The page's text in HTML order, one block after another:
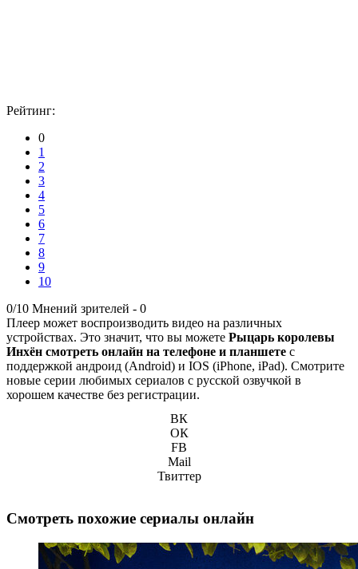
Рейтинг:
0
1
2
3
4
5
6
7
8
9
10
0/10 Мнений зрителей - 0
Плеер может воспроизводить видео на различных
устройствах. Это значит, что вы можете Рыцарь королевы
Инхён смотреть онлайн на телефоне и планшете с
поддержкой андроид (Android) и IOS (iPhone, iPad). Смотрите
новые серии любимых сериалов с русской озвучкой в
хорошем качестве без регистрации.
ВК
ОК
FB
Mail
Твиттер
Смотреть похожие сериалы онлайн